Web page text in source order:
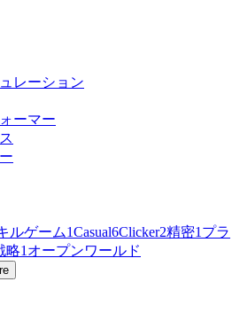
レーション
ーマー
ルゲーム1Casual6Clicker2精密1 プラ
略1 オープンワールド